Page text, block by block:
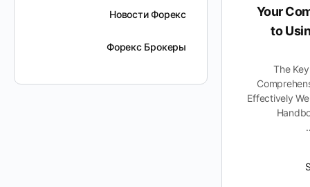
Your
to
The
Effectively
Your Ultimate Guide to
Ultimate Guide to Efficient
Новости Форекс
Форекс Брокеры